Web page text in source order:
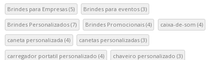
Brindes para Empresas (5) Brindes para eventos (3)
Brindes Personalizados (7) Brindes Promocionais (4) caixa-de-som (4)
caneta personalizada (4) canetas personalizadas (3)
carregador portatil personalizado (4) chaveiro personalizado (3)